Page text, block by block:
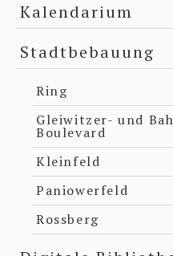
Kalendarium
Stadtbebauung
Ring
Gleiwitzer- und
Boulevard
Kleinfeld
Paniowerfeld
Rossberg